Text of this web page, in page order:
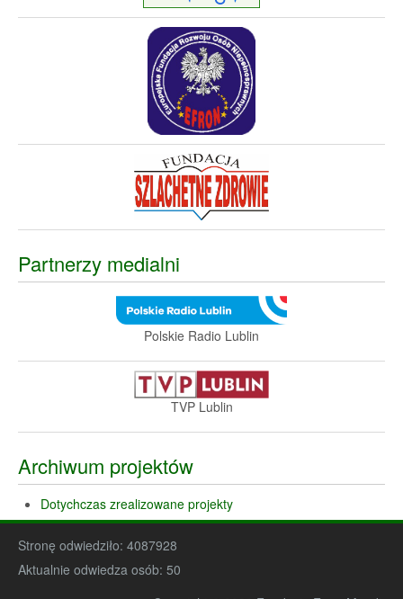
Partnerzy medialni
Polskie Radio Lublin
TVP Lublin
Archiwum projektów
Dotychczas zrealizowane projekty
Stronę odwiedziło: 4087928
Aktualnie odwiedza osób: 50